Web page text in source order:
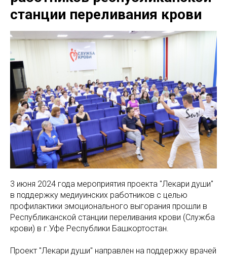
станции переливания крови
3 июня 2024 года мероприятия проекта "Лекари души"
в поддержку медиуинских работников с целью
профилактики эмоционального выгорания прошли в
Республиканской станции переливания крови (Служба
крови) в г.Уфе Республики Башкортостан.
Проект "Лекари души" направлен на поддержку врачей